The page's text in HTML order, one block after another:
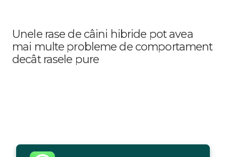
Unele rase de câini hibride pot avea
mai multe probleme de comportament
decât rasele pure